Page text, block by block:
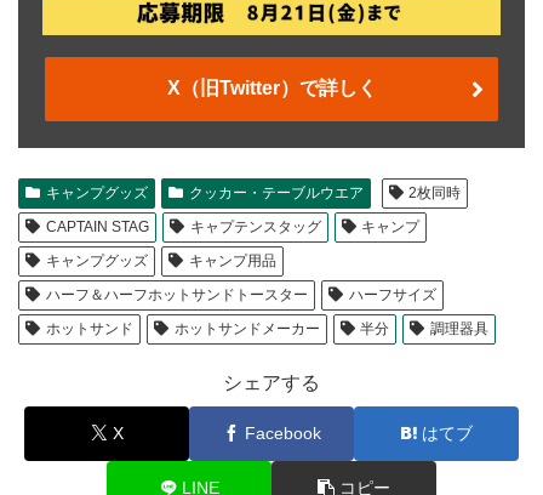
X（旧Twitter）で詳しく
キャンプグッズ クッカー・テーブルウエア
2枚同時
CAPTAIN STAG
キャプテンスタッグ
キャンプ
キャンプグッズ
キャンプ用品
ハーフ＆ハーフホットサンドトースター
ハーフサイズ
ホットサンド
ホットサンドメーカー 半分 調理器具
シェアする
X Facebook はてブ
LINE コピー